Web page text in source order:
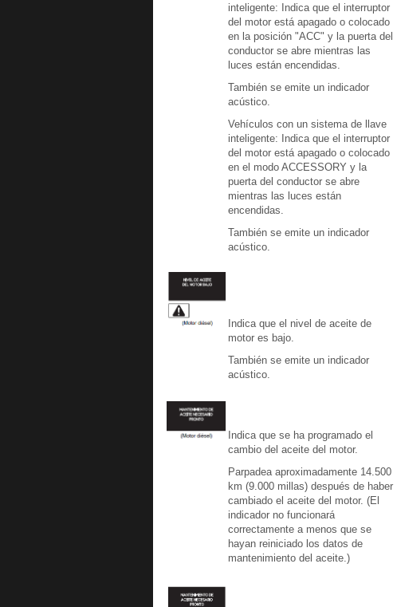
inteligente: Indica que el interruptor
del motor está apagado o colocado
en la posición "ACC" y la puerta del
conductor se abre mientras las
luces están encendidas.
También se emite un indicador
acústico.
Vehículos con un sistema de llave
inteligente: Indica que el interruptor
del motor está apagado o colocado
en el modo ACCESSORY y la
puerta del conductor se abre
mientras las luces están
encendidas.
También se emite un indicador
acústico.
Indica que el nivel de aceite de
motor es bajo.
También se emite un indicador
acústico.
Indica que se ha programado el
cambio del aceite del motor.
Parpadea aproximadamente 14.500
km (9.000 millas) después de haber
cambiado el aceite del motor. (El
indicador no funcionará
correctamente a menos que se
hayan reiniciado los datos de
mantenimiento del aceite.)